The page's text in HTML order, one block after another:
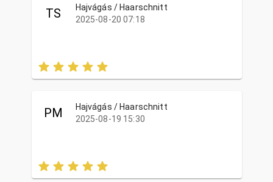
TS
Hajvágás / Haarschnitt
2025-08-20 07:18
PM
Hajvágás / Haarschnitt
2025-08-19 15:30